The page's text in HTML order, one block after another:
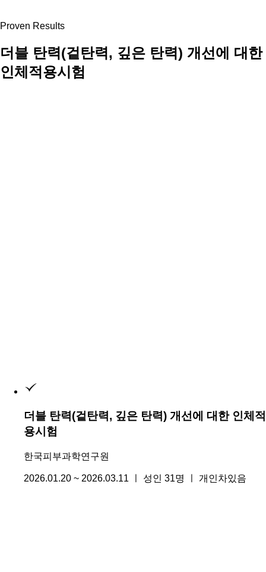
Proven Results
더블 탄력(겉탄력, 깊은 탄력) 개선에 대한
인체적용시험
더블 탄력(겉탄력, 깊은 탄력) 개선에 대한 인체적
용시험
한국피부과학연구원
2026.01.20 ~ 2026.03.11 ㅣ 성인 31명 ㅣ 개인차있음